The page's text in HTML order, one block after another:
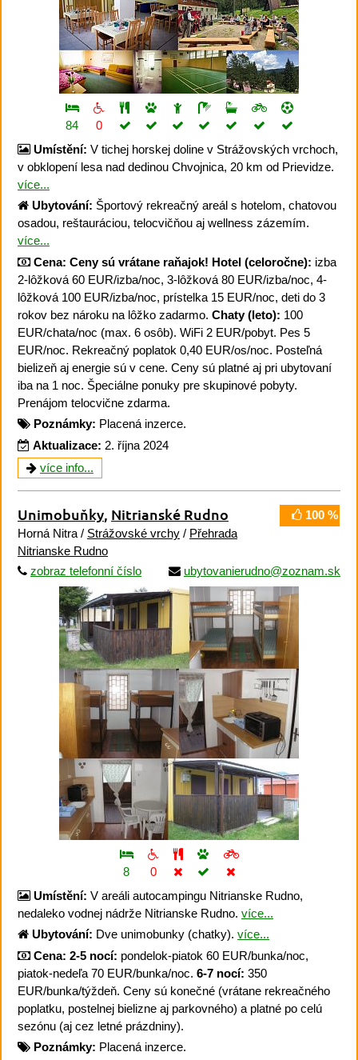
84
0
Umístění: V tichej horskej doline v Strážovských vrchoch,
v obklopení lesa nad dedinou Chvojnica, 20 km od Prievidze.
více...
Ubytování: Športový rekreačný areál s hotelom, chatovou
osadou, reštauráciou, telocvičňou aj wellness zázemím.
více...
Cena: Ceny sú vrátane raňajok! Hotel (celoročne): izba
2-lôžková 60 EUR/izba/noc, 3-lôžková 80 EUR/izba/noc, 4-
lôžková 100 EUR/izba/noc, prístelka 15 EUR/noc, deti do 3
rokov bez nároku na lôžko zadarmo. Chaty (leto): 100
EUR/chata/noc (max. 6 osôb). WiFi 2 EUR/pobyt. Pes 5
EUR/noc. Rekreačný poplatok 0,40 EUR/os/noc. Posteľná
bielizeň aj energie sú v cene. Ceny sú platné aj pri ubytovaní
iba na 1 noc. Špeciálne ponuky pre skupinové pobyty.
Prenájom telocvične zdarma.
Poznámky: Placená inzerce.
Aktualizace: 2. října 2024
více info...
100 %
Unimobuňky, Nitrianské Rudno
Horná Nitra / Strážovské vrchy / Přehrada
Nitrianske Rudno
zobraz telefonní číslo
ubytovanierudno@zoznam.sk
8
0
Umístění: V areáli autocampingu Nitrianske Rudno,
nedaleko vodnej nádrže Nitrianske Rudno. více...
Ubytování: Dve unimobunky (chatky). více...
Cena: 2-5 nocí: pondelok-piatok 60 EUR/bunka/noc,
piatok-nedeľa 70 EUR/bunka/noc. 6-7 nocí: 350
EUR/bunka/týždeň. Ceny sú konečné (vrátane rekreačného
poplatku, postelnej bielizne aj parkovného) a platné po celú
sezónu (aj cez letné prázdniny).
Poznámky: Placená inzerce.